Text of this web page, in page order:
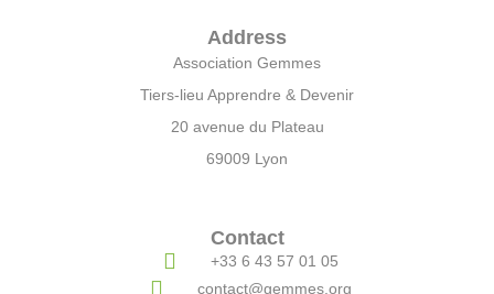
Address
Association Gemmes
Tiers-lieu Apprendre & Devenir
20 avenue du Plateau
69009 Lyon
Contact
+33 6 43 57 01 05
contact@gemmes.org